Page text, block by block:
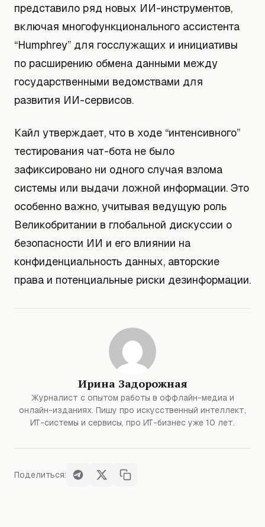
представило ряд новых ИИ-инструментов,
включая многофункционального ассистента
“Humphrey” для госслужащих и инициативы
по расширению обмена данными между
государственными ведомствами для
развития ИИ-сервисов.
Кайл утверждает, что в ходе “интенсивного”
тестирования чат-бота не было
зафиксировано ни одного случая взлома
системы или выдачи ложной информации. Это
особенно важно, учитывая ведущую роль
Великобритании в глобальной дискуссии о
безопасности ИИ и его влиянии на
конфиденциальность данных, авторские
права и потенциальные риски дезинформации.
Ирина Задорожная
Журналист с опытом работы в оффлайн-медиа и
онлайн-изданиях. Пишу про искусственный интеллект,
ИТ-системы и сервисы, про ИТ-бизнес уже 10 лет.
Поделиться: